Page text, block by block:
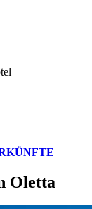
Oletta